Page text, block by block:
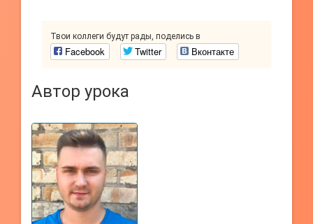
Твои коллеги будут рады, поделись в
Facebook Twitter Вконтакте
Автор урока